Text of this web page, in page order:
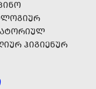
ᲰᲘᲒᲘᲔᲜᲣᲠ